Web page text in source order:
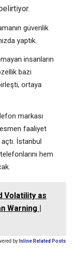
güvenlik
yaptık.
insanların
bazı
ortaya
markası
faaliyet
İstanbul
hem
Volatility as
Warning |
by Inline Related Posts